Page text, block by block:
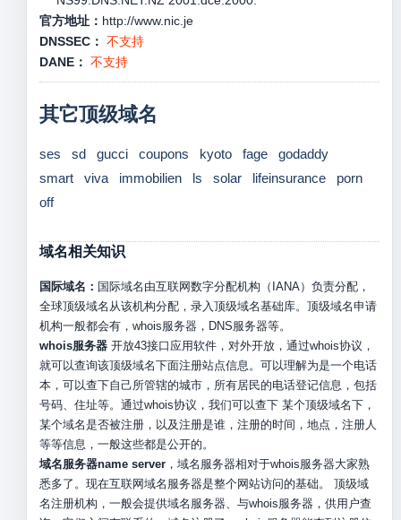
官方地址： http://www.nic.je
DNSSEC： 不支持
DANE： 不支持
其它顶级域名
ses sd gucci coupons kyoto fage
godaddy
smart
viva immobilien ls solar lifeinsurance
porn
off
域名相关知识
国际域名： 国际域名由互联网数字分配机构（IANA）负责分配，
全球顶级域名从该机构分配，录入顶级域名基础库。顶级域名申请
机构一般都会有，whois服务器，DNS服务器等。
whois服务器开放43接口应用软件，对外开放，通过whois协议，
就可以查询该顶级域名下面注册站点信息。可以理解为是一个电话
本，可以查下自己所管辖的城市，所有居民的电话登记信息，包括
号码、住址等。通过whois协议，我们可以查下 某个顶级域名下，
某个域名是否被注册，以及注册是谁，注册的时间，地点，注册人
等等信息，一般这些都是公开的。
域名服务器name server，域名服务器相对于whois服务器大家熟
悉多了。现在互联网域名服务器是整个网站访问的基础。 顶级域
名注册机构，一般会提供域名服务器、与whois服务器，供用户查